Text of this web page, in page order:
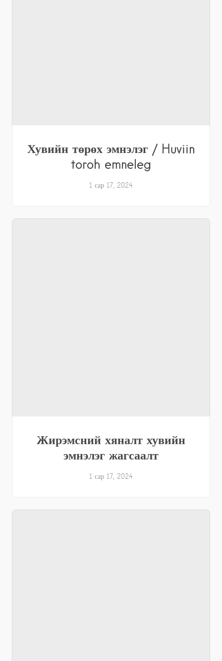
Хувийн төрөх эмнэлэг / Huviin
toroh emneleg
1 сар 17, 2024
Жирэмсний хяналт хувийн
эмнэлэг жагсаалт
1 сар 17, 2024